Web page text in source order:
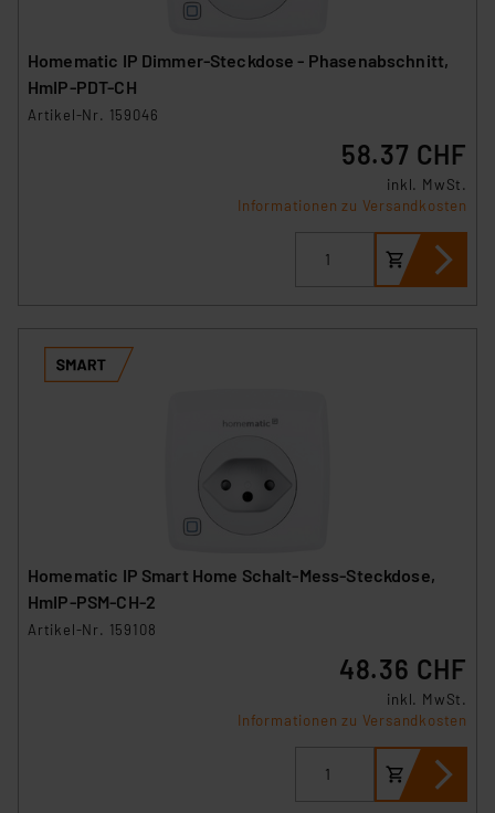
Homematic IP Dimmer-Steckdose - Phasenabschnitt,
HmIP-PDT-CH
Artikel-Nr. 159046
58.37 CHF
inkl. MwSt.
Informationen zu Versandkosten
Homematic IP Smart Home Schalt-Mess-Steckdose,
HmIP-PSM-CH-2
Artikel-Nr. 159108
48.36 CHF
inkl. MwSt.
Informationen zu Versandkosten